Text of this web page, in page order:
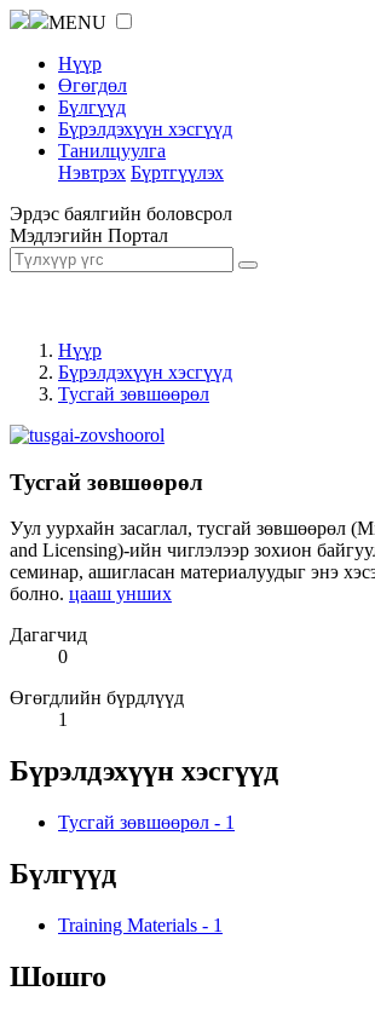
MENU
Нүүр
Өгөгдөл
Бүлгүүд
Бүрэлдэхүүн хэсгүүд
Танилцуулга
Нэвтрэх Бүртгүүлэх
Эрдэс баялгийн боловсрол
Мэдлэгийн Портал
Нүүр
Бүрэлдэхүүн хэсгүүд
Тусгай зөвшөөрөл
Тусгай зөвшөөрөл
Уул уурхайн засаглал, тусгай зөвшөөрөл
and Licensing)-ийн чиглэлээр зохион
семинар, ашигласан материалуудыг энэ
болно. цааш унших
Дагагчид
0
Өгөгдлийн бүрдлүүд
1
Бүрэлдэхүүн хэсгүүд
Тусгай зөвшөөрөл - 1
Бүлгүүд
Training Materials - 1
Шошго